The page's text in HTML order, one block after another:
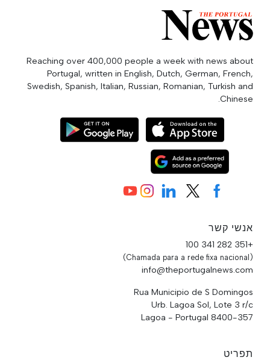
Reaching over 400,000 people a week with news about
Portugal, written in English, Dutch, German, French,
Swedish, Spanish, Italian, Russian, Romanian, Turkish and
Chinese.
אנשי קשר
+351 282 341 100
(Chamada para a rede fixa nacional)
info@theportugalnews.com
Rua Municipio de S Domingos
Urb. Lagoa Sol, Lote 3 r/c
8400-357 Lagoa - Portugal
תפריט